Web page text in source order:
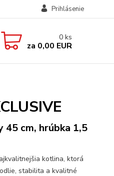
Prihlásenie
0 ks
za 0,00 EUR
cm, hrúbka 1,5
kotlina, ktorá
stabilita a kvalitné